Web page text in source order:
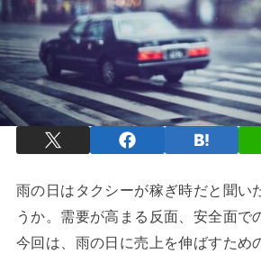
雨の日はタクシーが稼ぎ時だと聞い
うか。需要が高まる反面、安全面で
今回は、雨の日に売上を伸ばすため